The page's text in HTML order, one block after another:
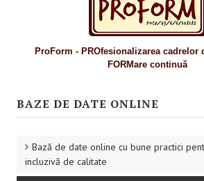
Pentru educaţie incluzivă
ProForm - PROfesionalizarea cadrelor
FORMare continuă
BAZE DE DATE ONLINE
Bază de date online cu bune practici
incluzivă de calitate